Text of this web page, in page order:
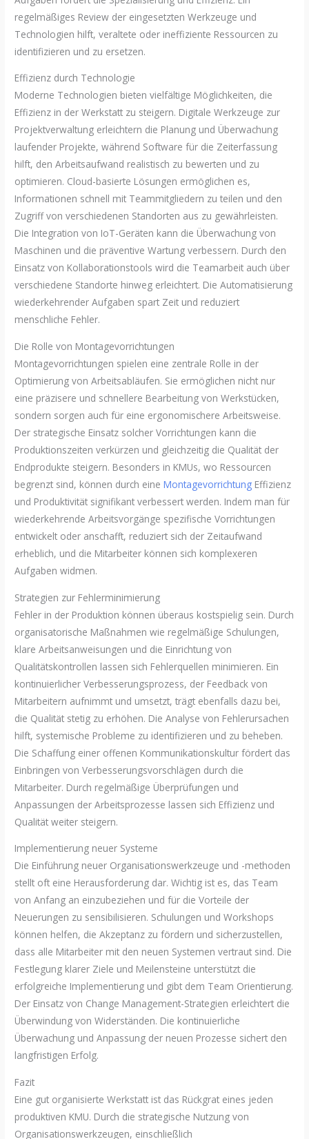
regelmäßiges Review der eingesetzten Werkzeuge und
Technologien hilft, veraltete oder ineffiziente Ressourcen zu
identifizieren und zu ersetzen.
Effizienz durch Technologie
Moderne Technologien bieten vielfältige Möglichkeiten, die
Effizienz in der Werkstatt zu steigern. Digitale Werkzeuge zur
Projektverwaltung erleichtern die Planung und Überwachung
laufender Projekte, während Software für die Zeiterfassung
hilft, den Arbeitsaufwand realistisch zu bewerten und zu
optimieren. Cloud-basierte Lösungen ermöglichen es,
Informationen schnell mit Teammitgliedern zu teilen und den
Zugriff von verschiedenen Standorten aus zu gewährleisten.
Die Integration von IoT-Geräten kann die Überwachung von
Maschinen und die präventive Wartung verbessern. Durch den
Einsatz von Kollaborationstools wird die Teamarbeit auch über
verschiedene Standorte hinweg erleichtert. Die Automatisierung
wiederkehrender Aufgaben spart Zeit und reduziert
menschliche Fehler.
Die Rolle von Montagevorrichtungen
Montagevorrichtungen spielen eine zentrale Rolle in der
Optimierung von Arbeitsabläufen. Sie ermöglichen nicht nur
eine präzisere und schnellere Bearbeitung von Werkstücken,
sondern sorgen auch für eine ergonomischere Arbeitsweise.
Der strategische Einsatz solcher Vorrichtungen kann die
Produktionszeiten verkürzen und gleichzeitig die Qualität der
Endprodukte steigern. Besonders in KMUs, wo Ressourcen
begrenzt sind, können durch eineMontagevorrichtung Effizienz
und Produktivität signifikant verbessert werden. Indem man für
wiederkehrende Arbeitsvorgänge spezifische Vorrichtungen
entwickelt oder anschafft, reduziert sich der Zeitaufwand
erheblich, und die Mitarbeiter können sich komplexeren
Aufgaben widmen.
Strategien zur Fehlerminimierung
Fehler in der Produktion können überaus kostspielig sein. Durch
organisatorische Maßnahmen wie regelmäßige Schulungen,
klare Arbeitsanweisungen und die Einrichtung von
Qualitätskontrollen lassen sich Fehlerquellen minimieren. Ein
kontinuierlicher Verbesserungsprozess, der Feedback von
Mitarbeitern aufnimmt und umsetzt, trägt ebenfalls dazu bei,
die Qualität stetig zu erhöhen. Die Analyse von Fehlerursachen
hilft, systemische Probleme zu identifizieren und zu beheben.
Die Schaffung einer offenen Kommunikationskultur fördert das
Einbringen von Verbesserungsvorschlägen durch die
Mitarbeiter. Durch regelmäßige Überprüfungen und
Anpassungen der Arbeitsprozesse lassen sich Effizienz und
Qualität weiter steigern.
Implementierung neuer Systeme
Die Einführung neuer Organisationswerkzeuge und -methoden
stellt oft eine Herausforderung dar. Wichtig ist es, das Team
von Anfang an einzubeziehen und für die Vorteile der
Neuerungen zu sensibilisieren. Schulungen und Workshops
können helfen, die Akzeptanz zu fördern und sicherzustellen,
dass alle Mitarbeiter mit den neuen Systemen vertraut sind. Die
Festlegung klarer Ziele und Meilensteine unterstützt die
erfolgreiche Implementierung und gibt dem Team Orientierung.
Der Einsatz von Change Management-Strategien erleichtert die
Überwindung von Widerständen. Die kontinuierliche
Überwachung und Anpassung der neuen Prozesse sichert den
langfristigen Erfolg.
Fazit
Eine gut organisierte Werkstatt ist das Rückgrat eines jeden
produktiven KMU. Durch die strategische Nutzung von
Organisationswerkzeugen, einschließlich